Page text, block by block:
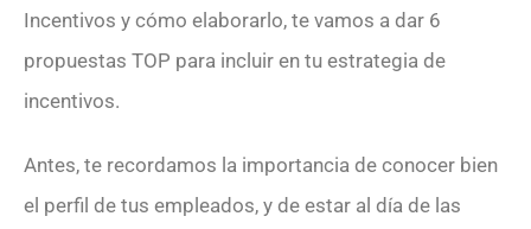
Incentivos y cómo elaborarlo, te vamos a dar 6
propuestas TOP para incluir en tu estrategia de
incentivos.
Antes, te recordamos la importancia de conocer bien
el perfil de tus empleados, y de estar al día de las